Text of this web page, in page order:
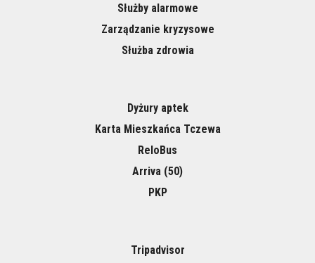
Służby alarmowe
Zarządzanie kryzysowe
Służba zdrowia
Dyżury aptek
Karta Mieszkańca Tczewa
ReloBus
Arriva (50)
PKP
Tripadvisor